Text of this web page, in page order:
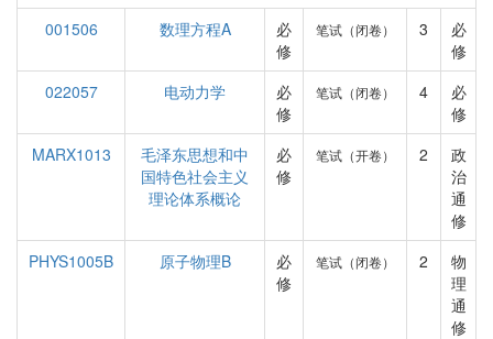
001506 数理方程A
必
修
笔试（闭卷） 3
必
修
022057
电动力学
必
修
笔试（闭卷） 4
必
修
MARX1013
毛泽东思想和中
国特色社会主义
理论体系概论
必
修
笔试（开卷） 2
政
治
通
修
PHYS1005B
原子物理B
必
修
笔试（闭卷） 2
物
理
通
修